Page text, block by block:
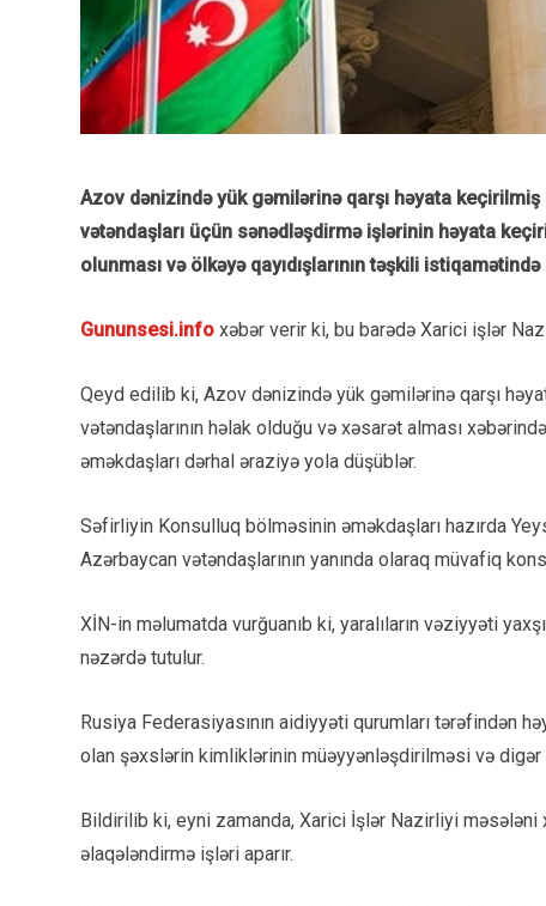
Azov dənizində yük gəmilərinə qarşı həyata
vətəndaşları üçün sənədləşdirmə işlərinin həyata
olunması və ölkəyə qayıdışlarının təşkili
Gununsesi.info xəbər verir ki, bu barədə Xarici işlər
Qeyd edilib ki, Azov dənizində yük gəmilərinə qarşı
vətəndaşlarının həlak olduğu və xəsarət alması
əməkdaşları dərhal əraziyə yola düşüblər.
Səfirliyin Konsulluq bölməsinin əməkdaşları hazırda
Azərbaycan vətəndaşlarının yanında olaraq müvafiq
XİN-in məlumatda vurğuanıb ki, yaralıların vəziyyəti
nəzərdə tutulur.
Rusiya Federasiyasının aidiyyəti qurumları tərəfindən
olan şəxslərin kimliklərinin müəyyənləşdirilməsi və
Bildirilib ki, eyni zamanda, Xarici İşlər Nazirliyi
əlaqələndirmə işləri aparır.